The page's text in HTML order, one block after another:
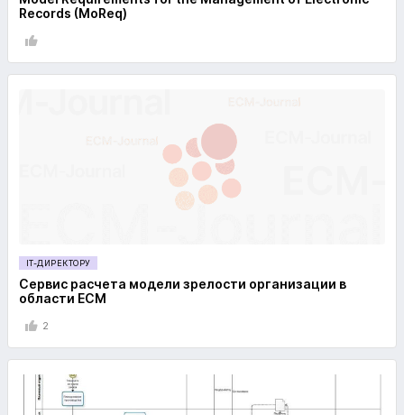
Records (MoReq)
IT-ДИРЕКТОРУ
Сервис расчета модели зрелости организации в
области ECM
2